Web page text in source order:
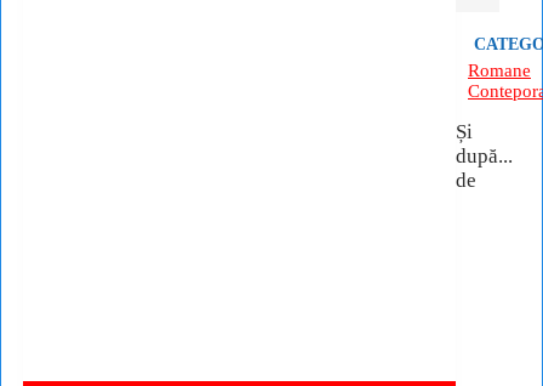
Romane
Și
după...
de